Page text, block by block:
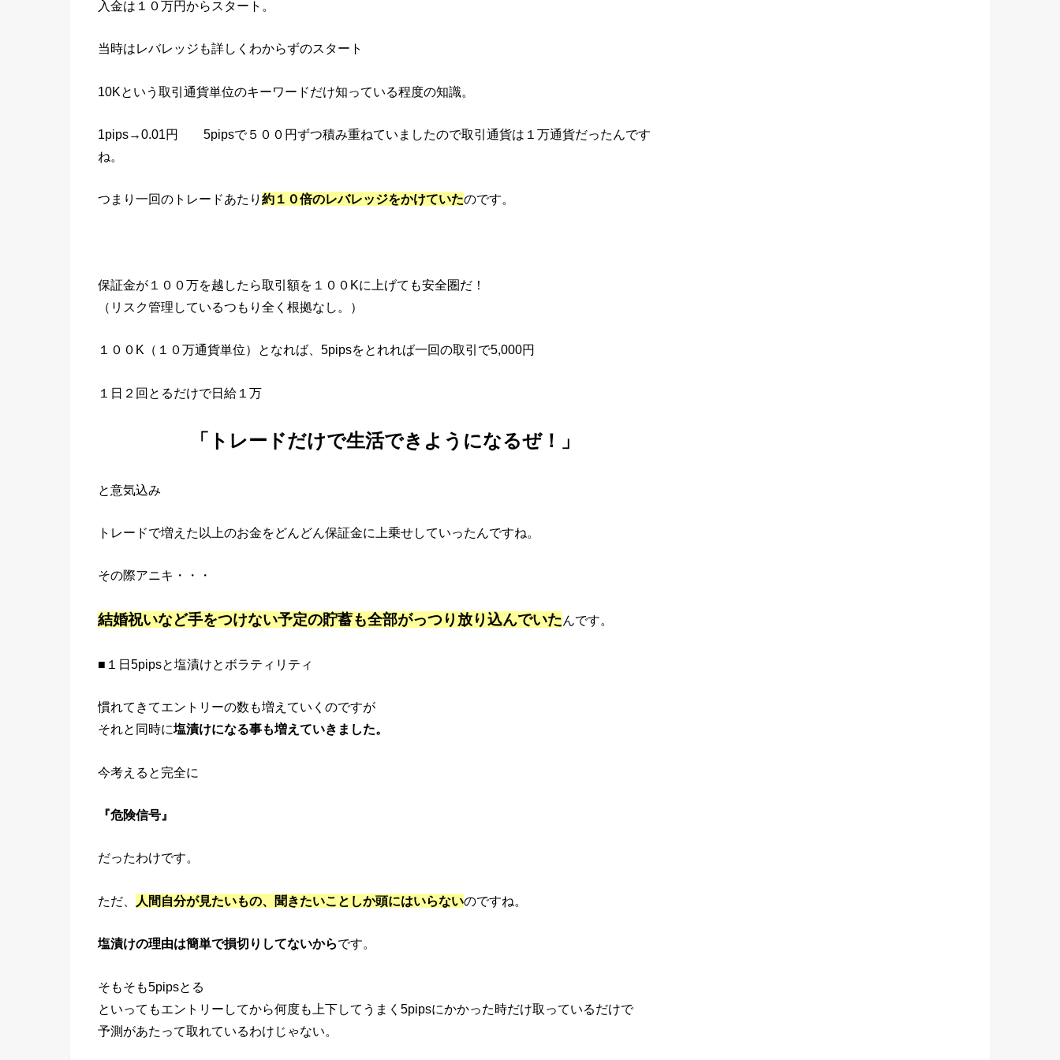
入金は１０万円からスタート。
当時はレバレッジも詳しくわからずのスタート
10Kという取引通貨単位のキーワードだけ知っている程度の知識。
1pips→0.01円 5pipsで５００円ずつ積み重ねていましたので取引通貨は１万通貨だったんです
ね。
つまり一回のトレードあたり 約１０倍のレバレッジをかけていたのです。
保証金が１００万を越したら取引額を１００Kに上げても安全圏だ！
（リスク管理しているつもり全く根拠なし。）
１００K（１０万通貨単位）となれば、5pipsをとれれば一回の取引で5,000円
１日２回とるだけで日給１万
「トレードだけで生活できようになるぜ！」
と意気込み
トレードで増えた以上のお金をどんどん保証金に上乗せしていったんですね。
その際アニキ・・・
結婚祝いなど手をつけない予定の貯蓄も全部がっつり放り込んでいたんです。
■１日5pipsと塩漬けとボラティリティ
慣れてきてエントリーの数も増えていくのですが
それと同時に塩漬けになる事も増えていきました。
今考えると完全に
『危険信号』
だったわけです。
ただ、 人間自分が見たいもの、聞きたいことしか頭にはいらないのですね。
塩漬けの理由は簡単で損切りしてないからです。
そもそも5pipsとる
といってもエントリーしてから何度も上下してうまく5pipsにかかった時だけ取っているだけで
予測があたって取れているわけじゃない。